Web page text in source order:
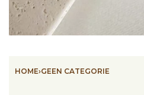
HOME›GEEN CATEGORIE